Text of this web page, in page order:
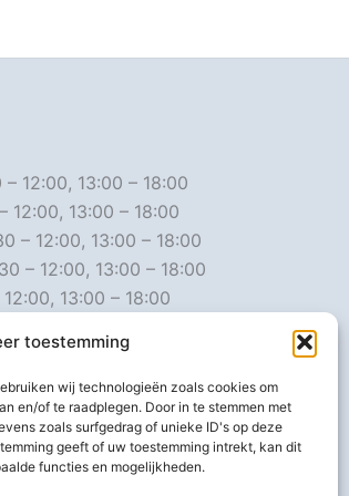
toestemming
wij technologieën zoals cookies om
en/of te raadplegen. Door in te stemmen met
zoals surfgedrag of unieke ID's op deze
geeft of uw toestemming intrekt, kan dit
functies en mogelijkheden.
– 12:00, 13:00 – 18:00
12:00, 13:00 – 18:00
– 12:00, 13:00 – 18:00
– 12:00, 13:00 – 18:00
13:00 – 18:00